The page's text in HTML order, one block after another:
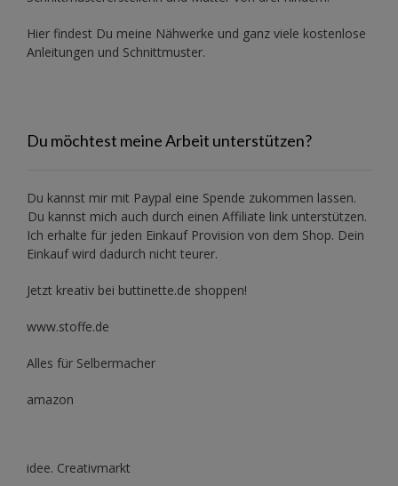
Hier findest Du meine Nähwerke und ganz viele kostenlose
Anleitungen und Schnittmuster.
Du möchtest meine Arbeit unterstützen?
Du kannst mir mit Paypal eine Spende zukommen lassen.
Du kannst mich auch durch einen Affiliate link unterstützen.
Ich erhalte für jeden Einkauf Provision von dem Shop. Dein
Einkauf wird dadurch nicht teurer.
Jetzt kreativ bei buttinette.de shoppen!
www.stoffe.de
Alles für Selbermacher
amazon
idee. Creativmarkt